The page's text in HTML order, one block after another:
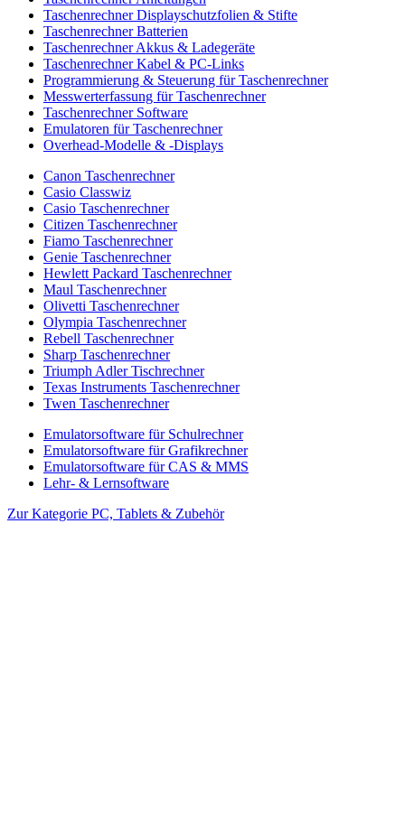
Taschenrechner Displayschutzfolien & Stifte
Taschenrechner Batterien
Taschenrechner Akkus & Ladegeräte
Taschenrechner Kabel & PC-Links
Programmierung & Steuerung für Taschenrechner
Messwerterfassung für Taschenrechner
Taschenrechner Software
Emulatoren für Taschenrechner
Overhead-Modelle & -Displays
Canon Taschenrechner
Casio Classwiz
Casio Taschenrechner
Citizen Taschenrechner
Fiamo Taschenrechner
Genie Taschenrechner
Hewlett Packard Taschenrechner
Maul Taschenrechner
Olivetti Taschenrechner
Olympia Taschenrechner
Rebell Taschenrechner
Sharp Taschenrechner
Triumph Adler Tischrechner
Texas Instruments Taschenrechner
Twen Taschenrechner
Emulatorsoftware für Schulrechner
Emulatorsoftware für Grafikrechner
Emulatorsoftware für CAS & MMS
Lehr- & Lernsoftware
Zur Kategorie PC, Tablets & Zubehör